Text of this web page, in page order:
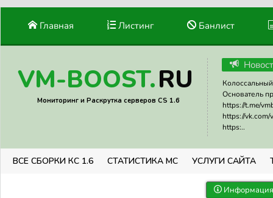
Главная Листинг Банлист
VM-BOOST.RU
Мониторинг и Раскрутка серверов CS 1.6
Основатель
https://t.me/
https://vk.com/
https:..
ВСЕ СБОРКИ КС 1.6 СТАТИСТИКА МС УСЛУГИ САЙТА